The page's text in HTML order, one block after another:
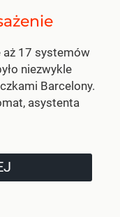
aż 17 systemów
niezwykle
Barcelony.
asystenta